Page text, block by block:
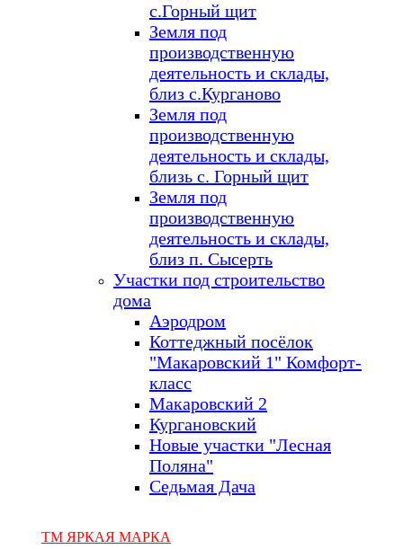
с.Горный щит
Земля под
производственную
деятельность и склады,
близ с.Курганово
Земля под
производственную
деятельность и склады,
близь с. Горный щит
Земля под
производственную
деятельность и склады,
близ п. Сысерть
Участки под строительство
дома
Аэродром
Коттеджный посёлок
"Макаровский 1" Комфорт-
класс
Макаровский 2
Кургановский
Новые участки "Лесная
Поляна"
Седьмая Дача
ТМ ЯРКАЯ МАРКА